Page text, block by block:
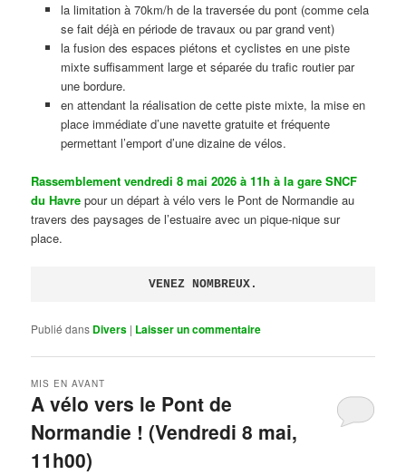
la limitation à 70km/h de la traversée du pont (comme cela
se fait déjà en période de travaux ou par grand vent)
la fusion des espaces piétons et cyclistes en une piste
mixte suffisamment large et séparée du trafic routier par
une bordure.
en attendant la réalisation de cette piste mixte, la mise en
place immédiate d’une navette gratuite et fréquente
permettant l’emport d’une dizaine de vélos.
Rassemblement vendredi 8 mai 2026 à 11h à la gare SNCF
du Havre pour un départ à vélo vers le Pont de Normandie au
travers des paysages de l’estuaire avec un pique-nique sur
place.
VENEZ NOMBREUX.
Publié dans Divers | Laisser un commentaire
A vélo vers le Pont de
Normandie ! (Vendredi 8 mai,
11h00)
MIS EN AVANT